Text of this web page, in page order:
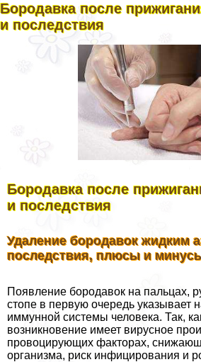
Бородавка после
и последствия
Бородавка после
и последствия
Удаление бородавок жидким
последствия, плюсы и
Появление бородавок на пальцах,
стопе в первую очередь указывает
иммунной системы человека. Так,
возникновение имеет вирусное
провоцирующих факторах,
организма, риск инфицирования и